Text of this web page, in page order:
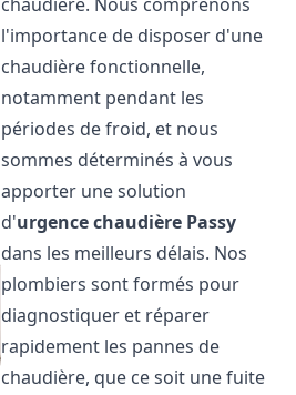
l'importance de disposer d'une
chaudière fonctionnelle,
notamment pendant les
périodes de froid, et nous
sommes déterminés à vous
apporter une solution
d'urgence chaudière Passy
dans les meilleurs délais. Nos
plombiers sont formés pour
diagnostiquer et réparer
rapidement les pannes de
chaudière, que ce soit une fuite